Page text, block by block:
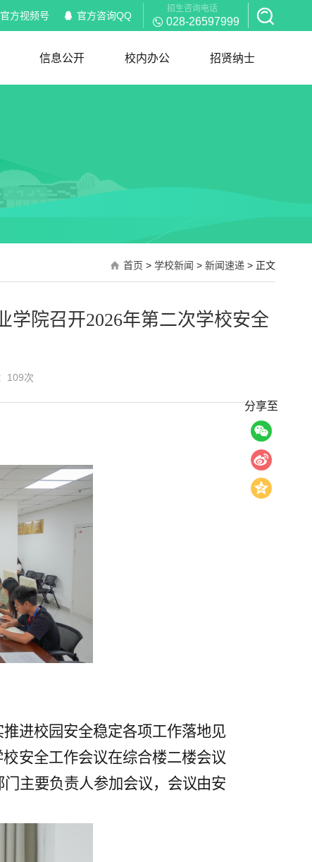
官方视频号 官方咨询QQ
招生咨询电话
028-26597999
信息公开 校内办公 招贤纳士
首页 > 学校新闻 > 新闻速递 > 正文
学院召开2026年第二次学校安全
109次
进校园安全稳定各项工作落地见
安全工作会议在综合楼二楼会议
主要负责人参加会议，会议由安
分享至